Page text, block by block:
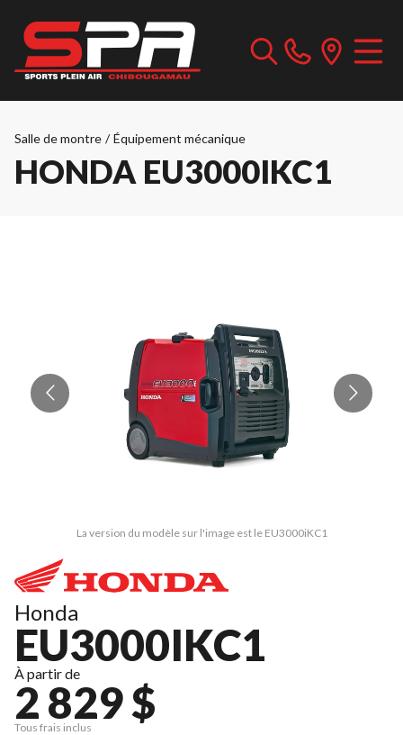
Salle de montre / Équipement mécanique
HONDA EU3000IKC1
La version du modèle sur l'image est le EU3000iKC1
Honda
EU3000IKC1
À partir de
2 829 $
Tous frais inclus